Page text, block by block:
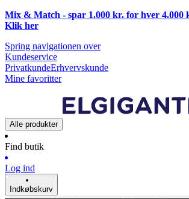
Mix & Match - spar 1.000 kr. for hver 4.000
Klik her
Spring navigationen over
Kundeservice
PrivatkundeErhvervskunde
Mine favoritter
Alle produkter
Find butik
Log ind
Indkøbskurv